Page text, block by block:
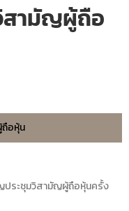
สามัญผู้ถือ
อหุ้น
ประชุมวิสามัญผู้ถือหุ้นครั้ง